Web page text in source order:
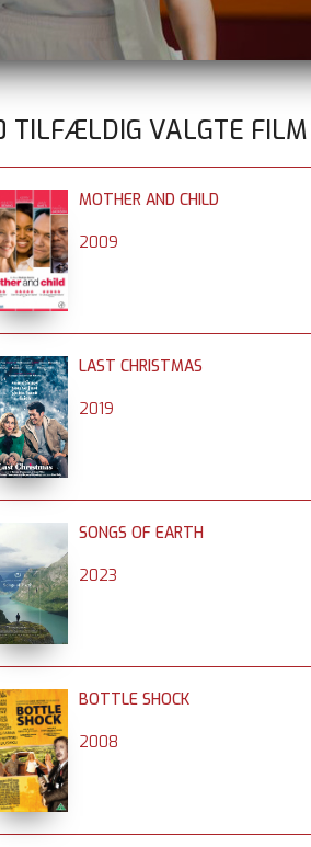
TILFÆLDIG VALGTE FILM
MOTHER AND CHILD
2009
LAST CHRISTMAS
2019
SONGS OF EARTH
2023
BOTTLE SHOCK
2008